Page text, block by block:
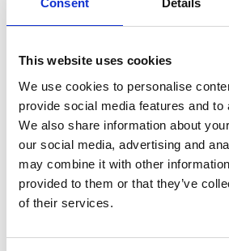
Consent Details
This website uses cookies
We use cookies to personalise
provide social media features and to
We also share information about
our social media, advertising and
may combine it with other
provided to them or that they’ve
of their services.
PASSER GODT